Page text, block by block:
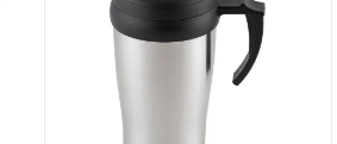
В наличии в пункте
самовывоза